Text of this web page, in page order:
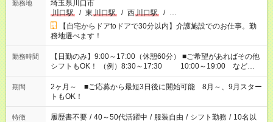
勤務地
埼玉県川口市
川口駅
/ 東 川口駅 / 西川口駅 / …
【自宅からドアtoドアで30分以内】介護施設でのお仕事。勤
務地選べます！
勤務時間
【日勤のみ】9:00～17:00（休憩60分） ■ご希望があればその他
シフトもOK！ （例）8:30～17:30 10:00～19:00 など
「家族とお休みを合わせたい」 「できれば残業はしたくない」
など、あなたのご希望に沿ったお仕事をご紹介します！ ※Wワ
ーク希望の方へ 今ご覧のお仕事で希望する勤務時間と、もう1つ
のお仕事の勤務時間。 合計で週40時間を超える場合は応募でき
ません
期間
2ヶ月～ ■ご応募から最短3日後に開始可能 8月～、9月スター
トもOK！
特徴 履歴書不要 / 40～50代活躍中 / 服装自由 / シフト勤務 / 10名以